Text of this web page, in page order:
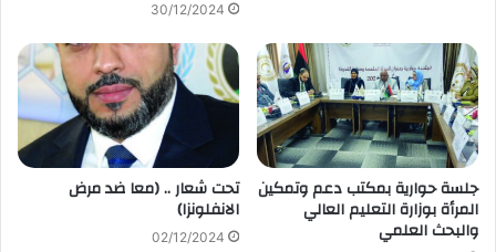
30/12/2024
جلسة حوارية بمكتب دعم وتمكين
المرأة بوزارة التعليم العالي
والبحث العلمي
تحت شعار .. (معا ضد مرض
الانفلونزا)
02/12/2024